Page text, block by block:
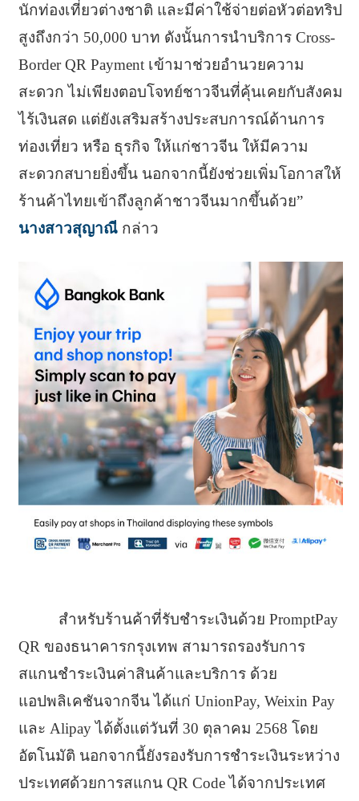
นักท่องเที่ยวต่างชาติ และมีค่าใช้จ่ายต่อหัวต่อทริป
สูงถึงกว่า 50,000 บาท ดังนั้นการนำบริการ Cross-
Border QR Payment เข้ามาช่วยอำนวยความ
สะดวก ไม่เพียงตอบโจทย์ชาวจีนที่คุ้นเคยกับสังคม
ไร้เงินสด แต่ยังเสริมสร้างประสบการณ์ด้านการ
ท่องเที่ยว หรือ ธุรกิจ ให้แก่ชาวจีน ให้มีความ
สะดวกสบายยิ่งขึ้น นอกจากนี้ยังช่วยเพิ่มโอกาสให้
ร้านค้าไทยเข้าถึงลูกค้าชาวจีนมากขึ้นด้วย”
นางสาวสุญาณีกล่าว
สำหรับร้านค้าที่รับชำระเงินด้วย PromptPay
QR ของธนาคารกรุงเทพ สามารถรองรับการ
สแกนชำระเงินค่าสินค้าและบริการ ด้วย
แอปพลิเคชันจากจีน ได้แก่ UnionPay, Weixin Pay
และ Alipay ได้ตั้งแต่วันที่ 30 ตุลาคม 2568 โดย
อัตโนมัติ นอกจากนี้ยังรองรับการชำระเงินระหว่าง
ประเทศด้วยการสแกน QR Code ได้จากประเทศ